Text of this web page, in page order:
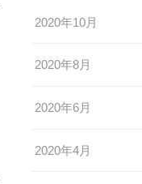
2020年10月
2020年8月
2020年6月
2020年4月